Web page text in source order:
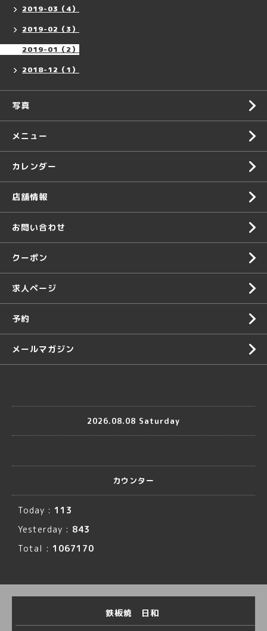
2019-03（4）
2019-02（3）
2019-01（2）
2018-12（1）
写真
メニュー
カレンダー
店舗情報
お問い合わせ
クーポン
求人ページ
予約
メールマガジン
2026.08.08 Saturday
カウンター
Today : 113
Yesterday : 843
Total : 1067170
鉄板焼 日和